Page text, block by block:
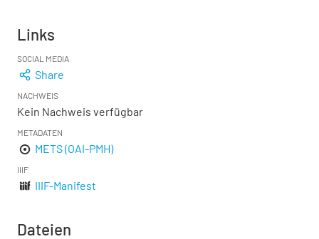
Links
SOCIAL MEDIA
Share
NACHWEIS
Kein Nachweis verfügbar
METADATEN
METS (OAI-PMH)
IIIF
IIIF-Manifest
Dateien